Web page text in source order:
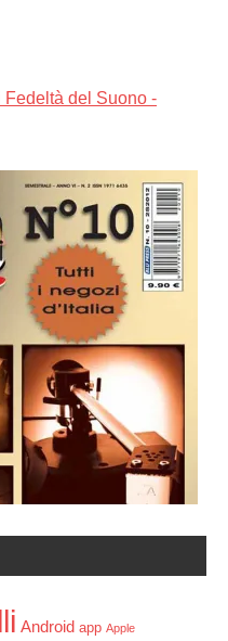
Fedeltà del Suono -
Android app Apple